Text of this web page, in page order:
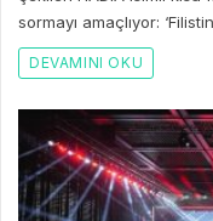
sormayı amaçlıyor:
DEVAMINI OKU